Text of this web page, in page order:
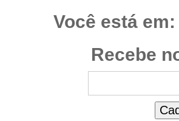
Você está em:
Recebe